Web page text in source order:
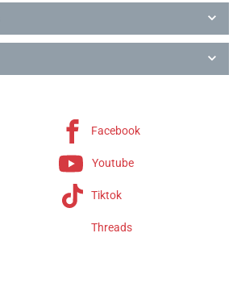
Facebook
Youtube
Tiktok
Threads